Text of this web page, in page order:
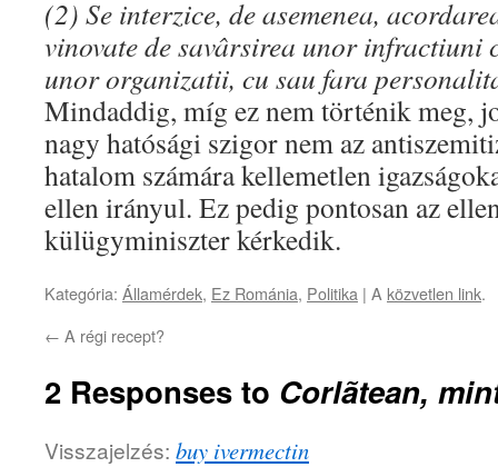
(2) Se interzice, de asemenea,
vinovate de savârsirea unor
unor organizatii, cu sau fara
Mindaddig, míg ez nem történik meg,
nagy hatósági szigor nem az
hatalom számára kellemetlen
ellen irányul. Ez pedig pontosan az
külügyminiszter kérkedik.
Kategória: Államérdek, Ez Románia, Politika | A közvetlen link.
← A régi recept?
2 Responses to Corlãtean,
Visszajelzés: buy ivermectin